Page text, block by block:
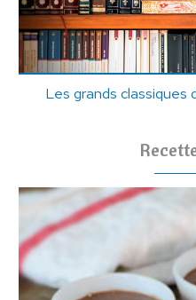
Les grands classiques